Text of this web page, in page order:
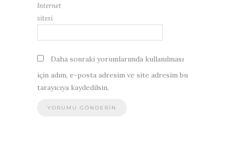
İnternet
sitesi
Daha sonraki yorumlarımda kullanılması
için adım, e-posta adresim ve site adresim bu
tarayıcıya kaydedilsin.